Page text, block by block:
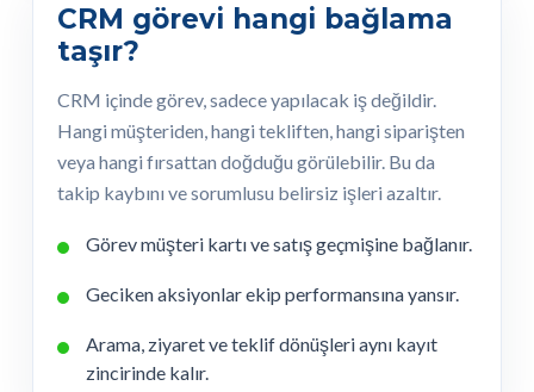
CRM görevi hangi bağlama
taşır?
CRM içinde görev, sadece yapılacak iş değildir.
Hangi müşteriden, hangi tekliften, hangi siparişten
veya hangi fırsattan doğduğu görülebilir. Bu da
takip kaybını ve sorumlusu belirsiz işleri azaltır.
Görev müşteri kartı ve satış geçmişine bağlanır.
Geciken aksiyonlar ekip performansına yansır.
Arama, ziyaret ve teklif dönüşleri aynı kayıt
zincirinde kalır.